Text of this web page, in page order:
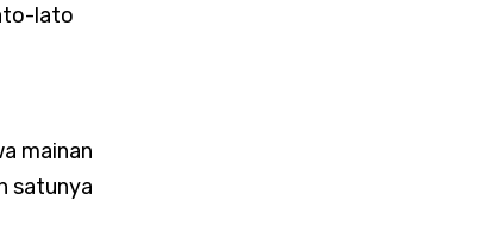
lato
mainan
satunya